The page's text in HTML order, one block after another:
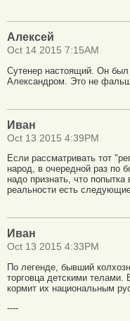
Алексей
Oct 14 2015 7:15AM
Сутенер настоящий. Он был
Александром. Это не
Иван
Oct 13 2015 4:39PM
Если рассматривать тот
народ, в очередной раз по
надо признать, что
реальности есть
Иван
Oct 13 2015 4:33PM
По легенде, бывший
торговца детскими телами.
кормит их национальным
----